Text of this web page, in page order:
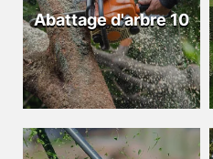
Abattage d'arbre 10